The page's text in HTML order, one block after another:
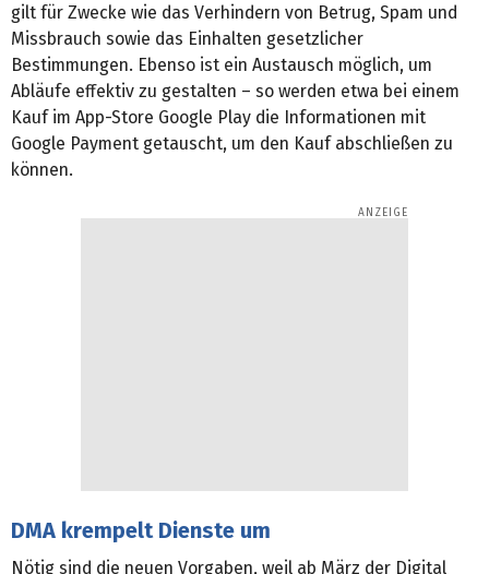
gilt für Zwecke wie das Verhindern von Betrug, Spam und
Missbrauch sowie das Einhalten gesetzlicher
Bestimmungen. Ebenso ist ein Austausch möglich, um
Abläufe effektiv zu gestalten – so werden etwa bei einem
Kauf im App-Store Google Play die Informationen mit
Google Payment getauscht, um den Kauf abschließen zu
können.
DMA krempelt Dienste um
Nötig sind die neuen Vorgaben, weil ab März der Digital